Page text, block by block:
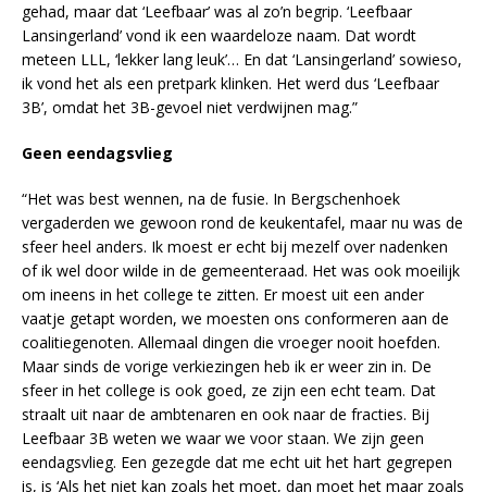
gehad, maar dat ‘Leefbaar’ was al zo’n begrip. ‘Leefbaar
Lansingerland’ vond ik een waardeloze naam. Dat wordt
meteen LLL, ‘lekker lang leuk’… En dat ‘Lansingerland’ sowieso,
ik vond het als een pretpark klinken. Het werd dus ‘Leefbaar
3B’, omdat het 3B-gevoel niet verdwijnen mag.”
Geen eendagsvlieg
“Het was best wennen, na de fusie. In Bergschenhoek
vergaderden we gewoon rond de keukentafel, maar nu was de
sfeer heel anders. Ik moest er echt bij mezelf over nadenken
of ik wel door wilde in de gemeenteraad. Het was ook moeilijk
om ineens in het college te zitten. Er moest uit een ander
vaatje getapt worden, we moesten ons conformeren aan de
coalitiegenoten. Allemaal dingen die vroeger nooit hoefden.
Maar sinds de vorige verkiezingen heb ik er weer zin in. De
sfeer in het college is ook goed, ze zijn een echt team. Dat
straalt uit naar de ambtenaren en ook naar de fracties. Bij
Leefbaar 3B weten we waar we voor staan. We zijn geen
eendagsvlieg. Een gezegde dat me echt uit het hart gegrepen
is, is ‘Als het niet kan zoals het moet, dan moet het maar zoals